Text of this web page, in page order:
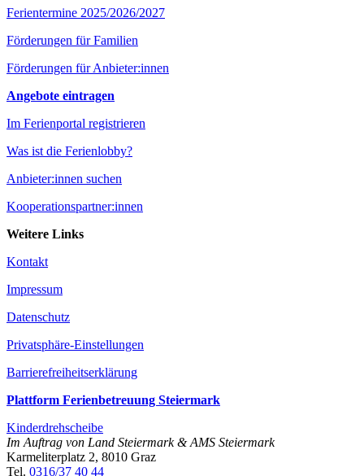
Ferientermine 2025/2026/2027
Förderungen für Familien
Förderungen für Anbieter:innen
Angebote eintragen
Im Ferienportal registrieren
Was ist die Ferienlobby?
Anbieter:innen suchen
Kooperationspartner:innen
Weitere Links
Kontakt
Impressum
Datenschutz
Privatsphäre-Einstellungen
Barrierefreiheitserklärung
Plattform Ferienbetreuung Steiermark
Kinderdrehscheibe
Im Auftrag von Land Steiermark & AMS Steiermark
Karmeliterplatz 2, 8010 Graz
Tel. 0316/37 40 44